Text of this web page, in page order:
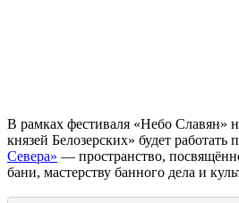
В рамках фестиваля «Небо Славян»
князей Белозерских» будет работать
Севера» — пространство,
бани, мастерству банного дела и